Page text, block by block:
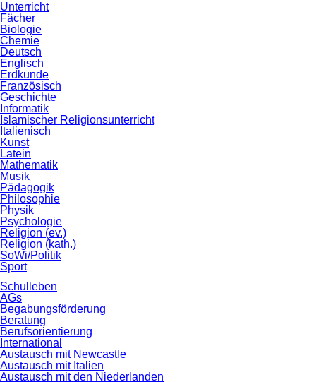
Unterricht
Fächer
Biologie
Chemie
Deutsch
Englisch
Erdkunde
Französisch
Geschichte
Informatik
Islamischer Religionsunterricht
Italienisch
Kunst
Latein
Mathematik
Musik
Pädagogik
Philosophie
Physik
Psychologie
Religion (ev.)
Religion (kath.)
SoWi/Politik
Sport
Schulleben
AGs
Begabungsförderung
Beratung
Berufsorientierung
International
Austausch mit Newcastle
Austausch mit Italien
Austausch mit den Niederlanden